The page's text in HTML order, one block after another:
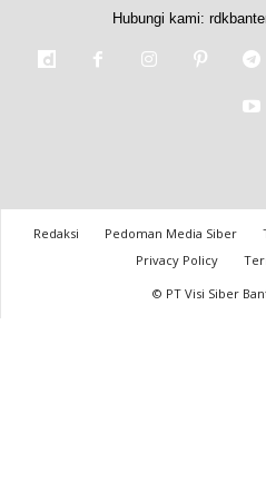
Hubungi kami:
Redaksi Pedoman Media Siber
Privacy Policy
© PT Visi Siber